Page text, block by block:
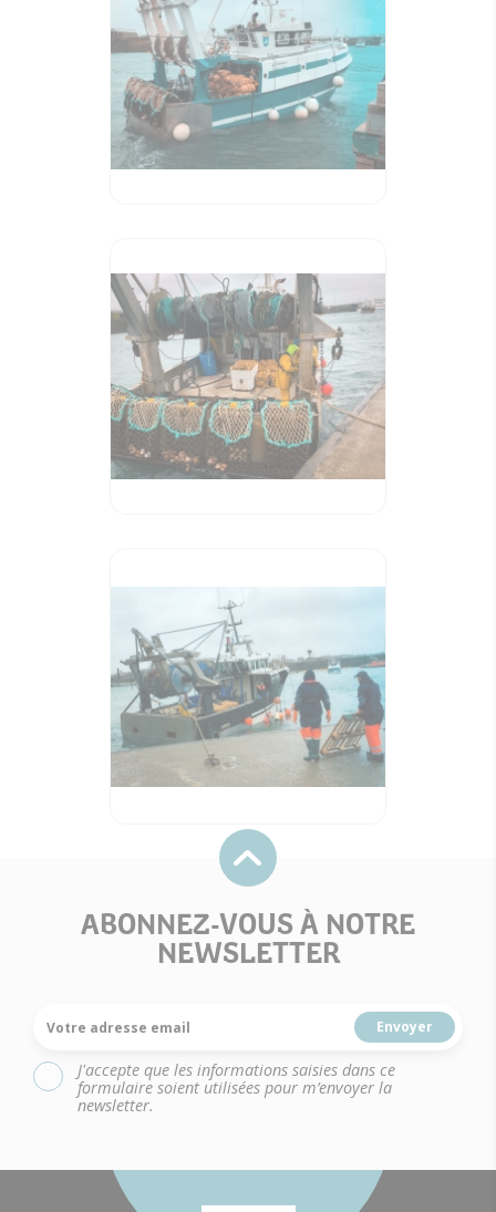
ABONNEZ-VOUS À NOTRE
NEWSLETTER
Votre adresse email
J'accepte que les informations saisies dans ce
formulaire soient utilisées pour m’envoyer la
newsletter.